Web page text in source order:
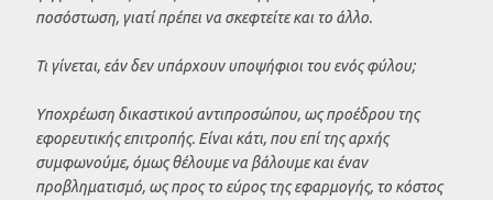
ποσόστωση, γιατί πρέπει να σκεφτείτε και το άλλο.
Τι γίνεται, εάν δεν υπάρχουν υποψήφιοι του ενός φύλου;
Υποχρέωση δικαστικού αντιπροσώπου, ως προέδρου της
εφορευτικής επιτροπής. Είναι κάτι, που επί της αρχής
συμφωνούμε, όμως θέλουμε να βάλουμε και έναν
προβληματισμό, ως προς το εύρος της εφαρμογής, το κόστος